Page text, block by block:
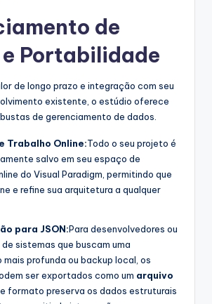
de
Portabilidade
de longo prazo e integração com seu
existente, o estúdio oferece
de gerenciamento de dados.
Trabalho Online:Todo o seu projeto é
salvo em seu espaço de
do Visual Paradigm, permitindo que
e refine sua arquitetura a qualquer
para JSON:Para desenvolvedores ou
sistemas que buscam uma
profunda ou backup local, os
ser exportados como um arquivo
formato preserva os dados estruturais